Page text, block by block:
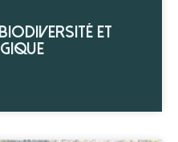
biodiversité et